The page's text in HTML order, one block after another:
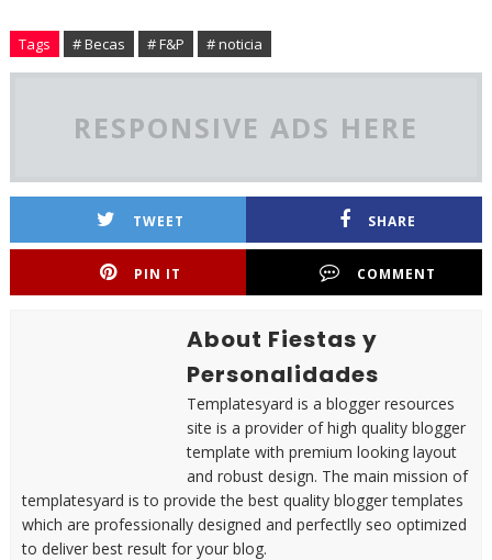
Tags # Becas # F&P # noticia
RESPONSIVE ADS HERE
TWEET SHARE
PIN IT COMMENT
About Fiestas y
Personalidades
Templatesyard is a blogger resources
site is a provider of high quality blogger
template with premium looking layout
and robust design. The main mission of
templatesyard is to provide the best quality blogger templates
which are professionally designed and perfectlly seo optimized
to deliver best result for your blog.